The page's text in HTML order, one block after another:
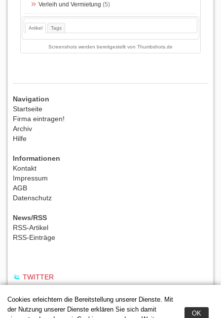
Cookies erleichtern die Bereitstellung unserer Dienste. Mit
der Nutzung unserer Dienste erklären Sie sich damit
OK
Verleih und Vermietung (5)
Artikel Tags
Screenshots werden bereitgestellt von Thumbshots.de
Navigation
Startseite
Firma eintragen!
Archiv
Hilfe
Informationen
Kontakt
Impressum
AGB
Datenschutz
News/RSS
RSS-Artikel
RSS-Einträge
TWITTER